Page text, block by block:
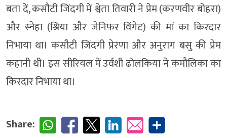
बता दें, कसौटी जिंदगी में श्वेता तिवारी ने प्रेम (करणवीर बोहरा)
और स्नेहा (श्रिया और जेनिफर विंगेट) की मां का किरदार
निभाया था। कसौटी जिंदगी प्रेरणा और अनुराग बसु की प्रेम
कहानी थी। इस सीरियल में उर्वशी ढोलकिया ने कमौलिका का
किरदार निभाया था।
Share: